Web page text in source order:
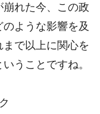
れた今、この政
ような影響を及
で以上に関心を
うことですね。